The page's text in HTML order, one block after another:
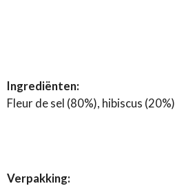
Ingrediënten:
Fleur de sel (80%), hibiscus (20%)
Verpakking: